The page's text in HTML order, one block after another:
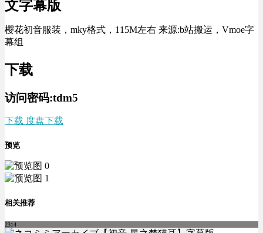
文字幕版
樱花初音服装，mky格式，115M左右 来源:b站搬运，Vmoe字
幕组
下载
访问密码:tdm5
下载 度盘下载
预览
相关推荐
2314